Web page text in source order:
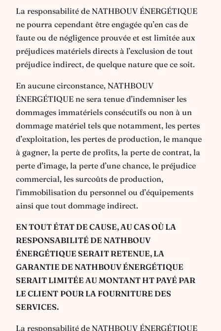
La responsabilité de NATHBOUV ÉNERGÉTIQUE
ne pourra cependant être engagée qu’en cas de
faute ou de négligence prouvée et est limitée aux
préjudices matériels directs à l’exclusion de tout
préjudice indirect, de quelque nature que ce soit.
En aucune circonstance, NATHBOUV
ÉNERGÉTIQUE ne sera tenue d’indemniser les
dommages immatériels consécutifs ou non à un
dommage matériel tels que notamment, les pertes
d’exploitation, les pertes de production, le manque
à gagner, la perte de profits, la perte de contrat, la
perte d’image, la perte d’une chance, le préjudice
commercial, les surcoûts de production,
l’immobilisation du personnel ou d’équipements
ainsi que tout dommage indirect.
EN TOUT ÉTAT DE CAUSE, AU CAS OÙ LA
RESPONSABILITÉ DE NATHBOUV
ÉNERGÉTIQUE SERAIT RETENUE, LA
GARANTIE DE NATHBOUV ÉNERGÉTIQUE
SERAIT LIMITÉE AU MONTANT HT PAYÉ PAR
LE CLIENT POUR LA FOURNITURE DES
SERVICES.
La responsabilité de NATHBOUV ÉNERGÉTIQUE